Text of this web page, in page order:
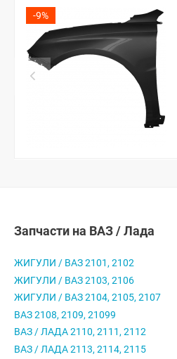
-9%
Запчасти на ВАЗ / Лада
ЖИГУЛИ / ВАЗ 2101, 2102
ЖИГУЛИ / ВАЗ 2103, 2106
ЖИГУЛИ / ВАЗ 2104, 2105, 2107
ВАЗ 2108, 2109, 21099
ВАЗ / ЛАДА 2110, 2111, 2112
ВАЗ / ЛАДА 2113, 2114, 2115